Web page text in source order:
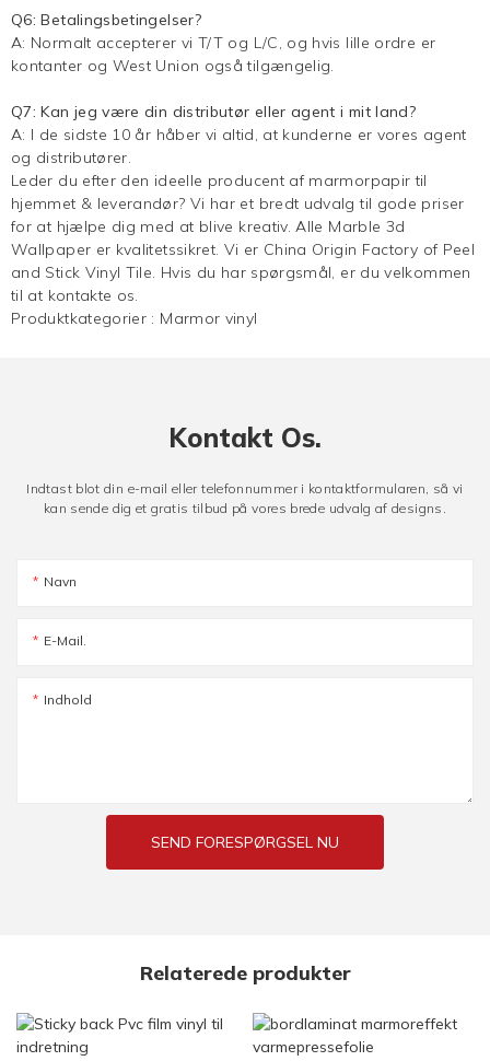
Q6: Betalingsbetingelser?
A: Normalt accepterer vi T/T og L/C, og hvis lille ordre er
kontanter og West Union også tilgængelig.
Q7: Kan jeg være din distributør eller agent i mit land?
A: I de sidste 10 år håber vi altid, at kunderne er vores agent
og distributører.
Leder du efter den ideelle producent af marmorpapir til
hjemmet & leverandør? Vi har et bredt udvalg til gode priser
for at hjælpe dig med at blive kreativ. Alle Marble 3d
Wallpaper er kvalitetssikret. Vi er China Origin Factory of Peel
and Stick Vinyl Tile. Hvis du har spørgsmål, er du velkommen
til at kontakte os.
Produktkategorier : Marmor vinyl
Kontakt Os.
Indtast blot din e-mail eller telefonnummer i kontaktformularen, så vi
kan sende dig et gratis tilbud på vores brede udvalg af designs.
Navn
E-Mail.
Indhold
SEND FORESPØRGSEL NU
Relaterede produkter